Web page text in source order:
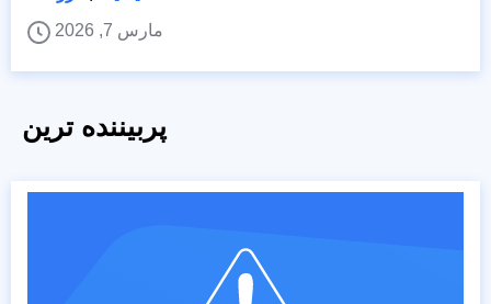
مارس 7, 2026
پربیننده ترین